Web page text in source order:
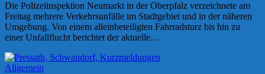
Die Polizeiinspektion Neumarkt in der Oberpfalz verzeichnete am
Freitag mehrere Verkehrsunfälle im Stadtgebiet und in der näheren
Umgebung. Von einem alleinbeteiligten Fahrradsturz bis hin zu
einer Unfallflucht berichtet der aktuelle…
Allgemein